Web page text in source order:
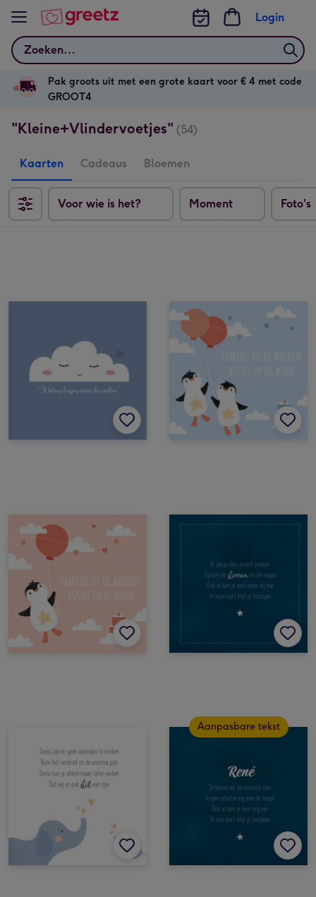
Bekijk meer
Zoeken
Login
Pak groots uit met een grote kaart voor € 4 met code
GROOT4
"Kleine+Vlindervoetjes" (54)
Kaarten Cadeaus Bloemen
Voor wie is het? Moment Foto's
Aanpasbare tekst